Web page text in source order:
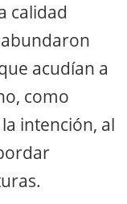
calidad
acudían a
como
intención, al